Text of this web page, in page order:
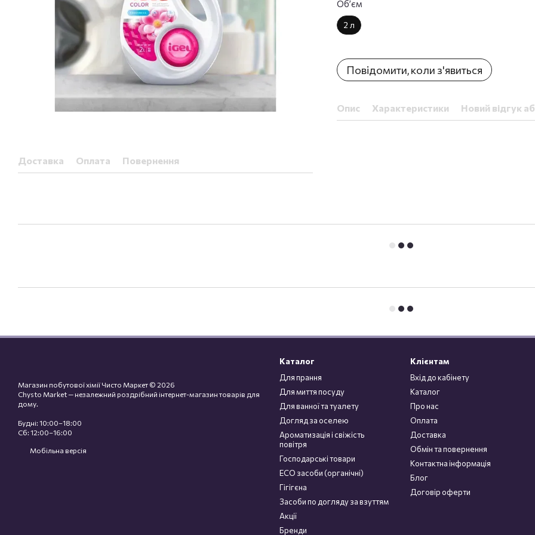
Доставка Оплата Повернення
Обʼєм
2 л
Повідомити, коли з'явиться
Опис Характеристики Новий відгук
Магазин побутової хімії Чисто Маркет © 2026
Chysto Market — незалежний роздрібний інтернет-магазин товарів для
дому.
Будні: 10:00–18:00
Сб: 12:00–16:00
Мобільна версія
Каталог
Для прання
Для миття посуду
Для ванної та туалету
Догляд за оселею
Ароматизація і свіжість
повітря
Господарські товари
ECO засоби (органічні)
Гігігєна
Засоби по догляду за взуттям
Акції
Бренди
Клієнтам
Вхід до кабінету
Каталог
Про нас
Оплата
Доставка
Обмін та повернення
Контактна інформація
Блог
Договір оферти